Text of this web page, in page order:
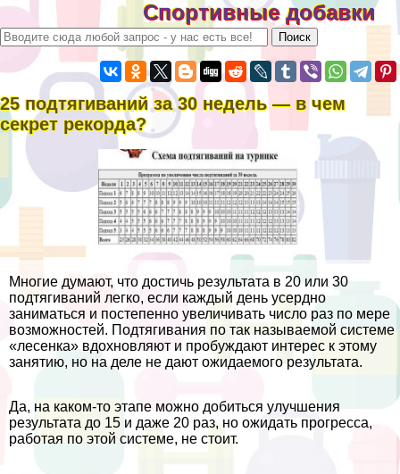
Спортивные добавки
25 подтягиваний за 30 недель — в чем
секрет рекорда?
Многие думают, что достичь результата в 20 или 30
подтягиваний легко, если каждый день усердно
заниматься и постепенно увеличивать число раз по мере
возможностей. Подтягивания по так называемой системе
«лесенка» вдохновляют и пробуждают интерес к этому
занятию, но на деле не дают ожидаемого результата.
Да, на каком-то этапе можно добиться улучшения
результата до 15 и даже 20 раз, но ожидать прогресса,
работая по этой системе, не стоит.